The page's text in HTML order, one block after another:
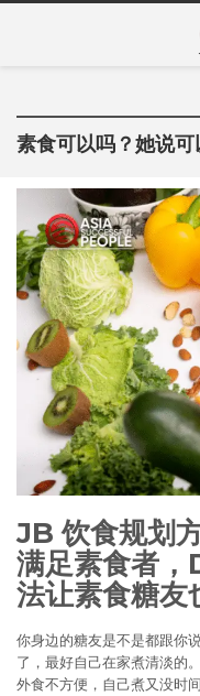
Asia
素食可以吗？她说可
JB 饮食规划
满足素食者
法让素食糖友
你身边的糖友是不是都跟你
了，最好自己在家煮清淡
外食不方便，自己煮又没时